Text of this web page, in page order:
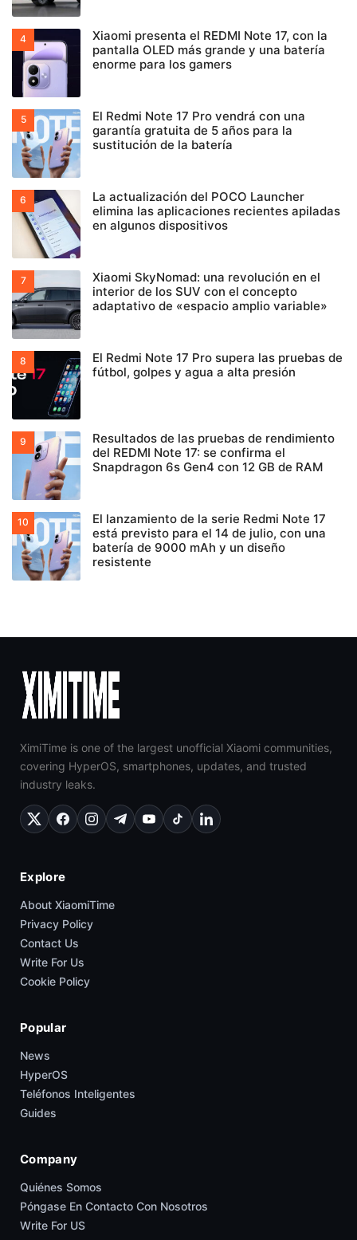
Xiaomi presenta el REDMI Note 17, con la
pantalla OLED más grande y una batería
enorme para los gamers
El Redmi Note 17 Pro vendrá con una
garantía gratuita de 5 años para la
sustitución de la batería
La actualización del POCO Launcher
elimina las aplicaciones recientes apiladas
en algunos dispositivos
Xiaomi SkyNomad: una revolución en el
interior de los SUV con el concepto
adaptativo de «espacio amplio variable»
El Redmi Note 17 Pro supera las pruebas de
fútbol, golpes y agua a alta presión
Resultados de las pruebas de rendimiento
del REDMI Note 17: se confirma el
Snapdragon 6s Gen4 con 12 GB de RAM
El lanzamiento de la serie Redmi Note 17
está previsto para el 14 de julio, con una
batería de 9000 mAh y un diseño
resistente
XimiTime is one of the largest unofficial Xiaomi communities,
covering HyperOS, smartphones, updates, and trusted
industry leaks.
Explore
About XiaomiTime
Privacy Policy
Contact Us
Write For Us
Cookie Policy
Popular
News
HyperOS
Teléfonos Inteligentes
Guides
Company
Quiénes Somos
Póngase En Contacto Con Nosotros
Write For US